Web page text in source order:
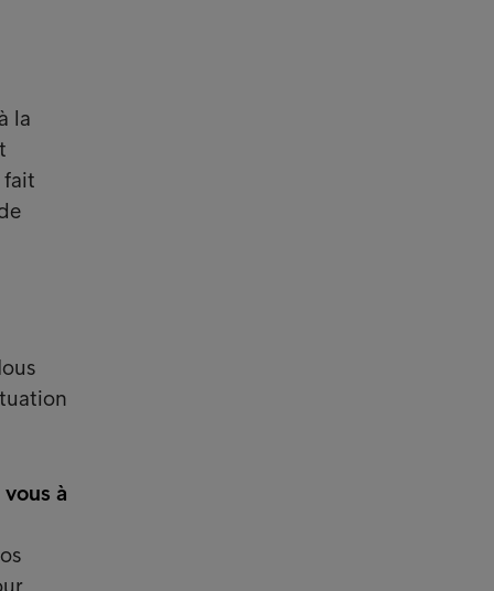
la
fait
à